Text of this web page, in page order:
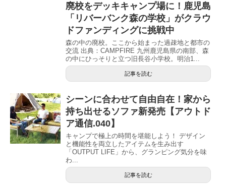
廃校をデッキキャンプ場に！鹿児島
「リバーバンク森の学校」がクラウ
ドファンディングに挑戦中
森の中の廃校。ここから始まった過疎地と都市の
交流 出典：CAMPFIRE 九州鹿児島県の南部、森
の中にひっそりと立つ旧長谷小学校。明治1...
記事を読む
シーンに合わせて自由自在！家から
持ち出せるソファ新発売【アウトド
ア通信.040】
キャンプで極上の時間を堪能しよう！ デザイン
と機能性を両立したアイテムを生み出す
「OUTPUT LIFE」から、グランピング気分を味
わ...
記事を読む